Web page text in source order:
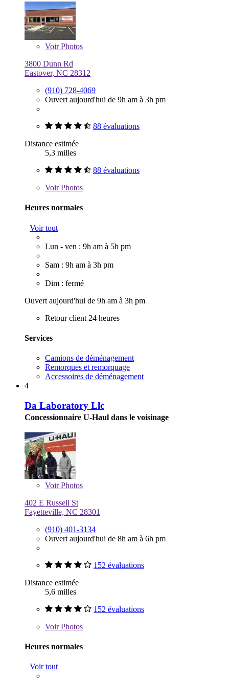
VoirPhotos
3800 Dunn Rd
Eastover, NC 28312
(910) 728-4069
Ouvert aujourd'hui de 9h am à 3h pm
88 évaluations
Distance estimée
5,3 milles
88 évaluations
VoirPhotos
Heures normales
Voir tout
Lun - ven : 9h am à 5h pm
Sam : 9h am à 3h pm
Dim : fermé
Ouvert aujourd'hui de 9h am à 3h pm
Retour client 24 heures
Services
Camions de déménagement
Remorques et remorquage
Accessoires de déménagement
4
Da Laboratory Llc
Concessionnaire U-Haul dans le voisinage
VoirPhotos
402 E Russell St
Fayetteville, NC 28301
(910) 401-3134
Ouvert aujourd'hui de 8h am à 6h pm
152 évaluations
Distance estimée
5,6 milles
152 évaluations
VoirPhotos
Heures normales
Voir tout